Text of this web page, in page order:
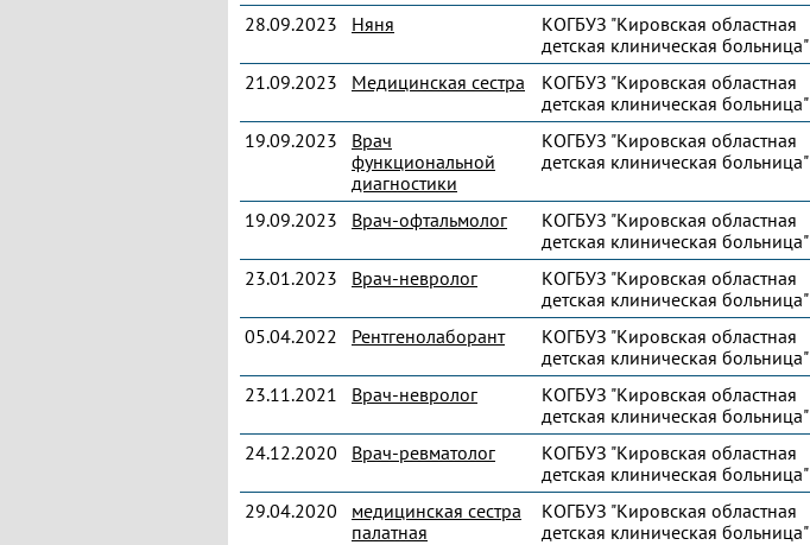
28.09.2023 Няня
КОГБУЗ "Кировская областная
детская клиническая больница"
21.09.2023 Медицинская сестра
КОГБУЗ "Кировская областная
детская клиническая больница"
19.09.2023
Врач
функциональной
диагностики
КОГБУЗ "Кировская областная
детская клиническая больница"
19.09.2023 Врач-офтальмолог
КОГБУЗ "Кировская областная
детская клиническая больница"
23.01.2023 Врач-невролог
КОГБУЗ "Кировская областная
детская клиническая больница"
05.04.2022 Рентгенолаборант
КОГБУЗ "Кировская областная
детская клиническая больница"
23.11.2021 Врач-невролог
КОГБУЗ "Кировская областная
детская клиническая больница"
24.12.2020 Врач-ревматолог
КОГБУЗ "Кировская областная
детская клиническая больница"
29.04.2020
медицинская сестра
палатная
КОГБУЗ "Кировская областная
детская клиническая больница"